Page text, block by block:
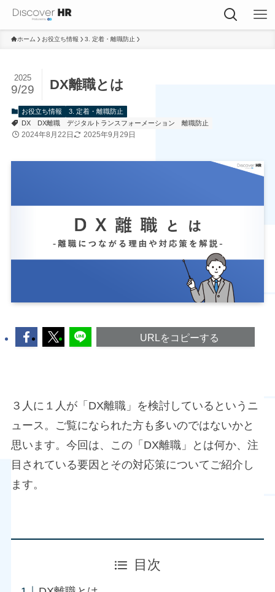
ホーム お役立ち情報 3. 定着・離職防止
DX離職とは
2025
9/29
お役立ち情報
3. 定着・離職防止
DX
DX離職 デジタルトランスフォーメーション 離職防止
2024年8月22日 2025年9月29日
URLをコピーする
３人に１人が「DX離職」を検討しているというニ
ュース。ご覧になられた方も多いのではないかと
思います。今回は、この「DX離職」とは何か、注
目されている要因とその対応策についてご紹介し
ます。
目次